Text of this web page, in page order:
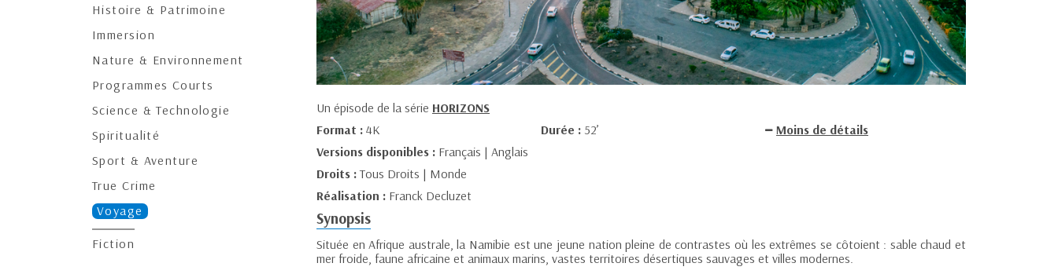
Histoire & Patrimoine
Immersion
Nature & Environnement
Programmes Courts
Science & Technologie
Spiritualité
Sport & Aventure
True Crime
Voyage
Fiction
Un épisode de la série HORIZONS
Format : 4K Durée : 52’
Moins de détails
Versions disponibles : Français | Anglais
Droits :Tous Droits | Monde
Réalisation : Franck Decluzet
Synopsis
Située en Afrique australe, la Namibie est une jeune nation pleine de contrastes où les extrêmes se côtoient : sable chaud et
mer froide, faune africaine et animaux marins, vastes territoires désertiques sauvages et villes modernes.